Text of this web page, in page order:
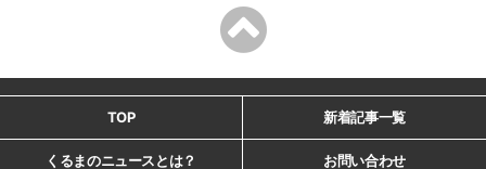
TOP 新着記事一覧
くるまのニュースとは？ お問い合わせ